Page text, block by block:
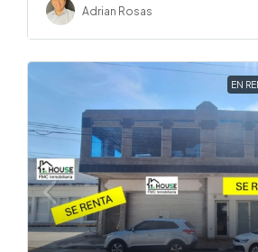
Adrian Rosas
EN